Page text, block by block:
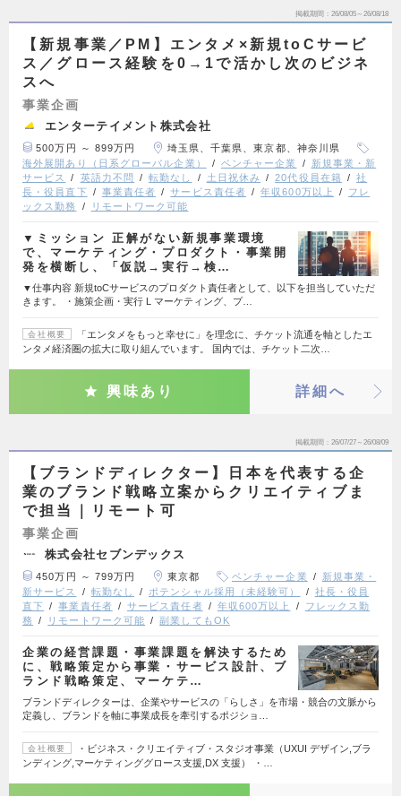
掲載期間 26/08/05～26/08/18
【新規事業／PM】エンタメ×新規toCサービ
ス／グロース経験を0→1で活かし次のビジネ
スへ
事業企画
エンターテイメント株式会社
500万円 ～ 899万円
埼玉県、千葉県、東京都、神奈川県
海外展開あり（日系グローバル企業）
ベンチャー企業
新規事業・新
サービス
英語力不問 転勤なし 土日祝休み 20代役員在籍
社
長・役員直下
事業責任者 サービス責任者 年収600万以上
フレ
ックス勤務
リモートワーク可能
▼ミッション 正解がない新規事業環境
で、マーケティング・プロダクト・事業開
発を横断し、「仮説→実行→検…
▼仕事内容 新規toCサービスのプロダクト責任者として、以下を担当していただ
きます。 ・施策企画・実行 L マーケティング、プ…
会社概要
「エンタメをもっと幸せに」を理念に、チケット流通を軸としたエ
ンタメ経済圏の拡大に取り組んでいます。 国内では、チケット二次…
興味あり 詳細へ
掲載期間 26/07/27～26/08/09
【ブランドディレクター】日本を代表する企
業のブランド戦略立案からクリエイティブま
で担当｜リモート可
事業企画
株式会社セブンデックス
450万円 ～ 799万円 東京都 ベンチャー企業
新規事業・
新サービス
転勤なし ポテンシャル採用（未経験可）
社長・役員
直下
事業責任者 サービス責任者 年収600万以上
フレックス勤
務
リモートワーク可能 副業してもOK
企業の経営課題・事業課題を解決するため
に、戦略策定から事業・サービス設計、ブ
ランド戦略策定、マーケテ…
ブランドディレクターは、企業やサービスの「らしさ」を市場・競合の文脈から
定義し、ブランドを軸に事業成長を牽引するポジショ…
会社概要
・ビジネス・クリエイティブ・スタジオ事業（UXUI デザイン,ブラ
ンディング,マーケティンググロース支援,DX 支援） ・…